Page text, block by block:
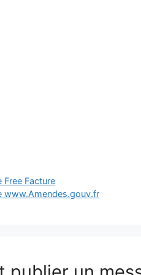
Facture
www.Amendes.gouv.fr